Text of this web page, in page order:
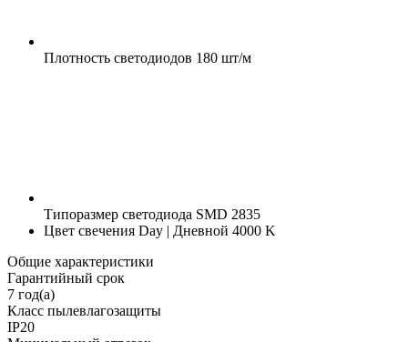
Плотность светодиодов 180 шт/м
Типоразмер светодиода SMD 2835
Цвет свечения Day | Дневной 4000 K
Общие характеристики
Гарантийный срок
7 год(а)
Класс пылевлагозащиты
IP20